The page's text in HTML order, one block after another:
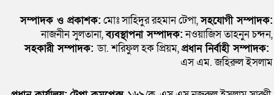
সম্পাদক ও প্রকাশক: মোঃ সাহিদুর রহমান টেপা,সহযোগী সম্পাদক:
নাজনীন সুলতানা,ব্যবস্থাপনা সম্পাদক:নওয়াজিস তাহনুন চন্দন,
সহকারী সম্পাদক: ডা. শরিফুল হক প্রিয়ম,প্রধান নির্বাহী সম্পাদক:
এস এম. জহিরুল ইসলাম